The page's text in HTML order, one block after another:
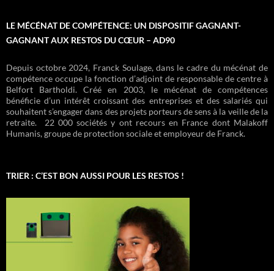
LE MÉCÉNAT DE COMPÉTENCE: UN DISPOSITIF GAGNANT-
GAGNANT AUX RESTOS DU CŒUR – AD90
Depuis octobre 2024, Franck Soulage, dans le cadre du mécénat de
compétence occupe la fonction d’adjoint de responsable de centre à
Belfort Bartholdi. Créé en 2003, le mécénat de compétences
bénéficie d’un intérêt croissant des entreprises et des salariés qui
souhaitent s’engager dans des projets porteurs de sens à la veille de la
retraite. 22 000 sociétés y ont recours en France dont Malakoff
Humanis, groupe de protection sociale et employeur de Franck.
TRIER : C’EST BON AUSSI POUR LES RESTOS !